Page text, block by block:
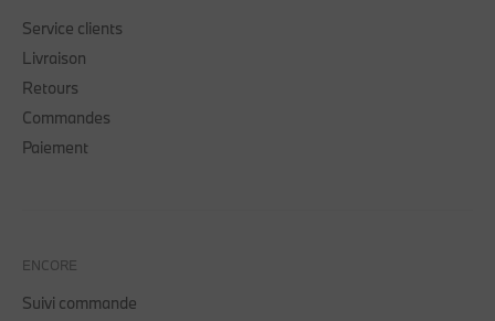
Service clients
Livraison
Retours
Commandes
Paiement
ENCORE
Suivi commande